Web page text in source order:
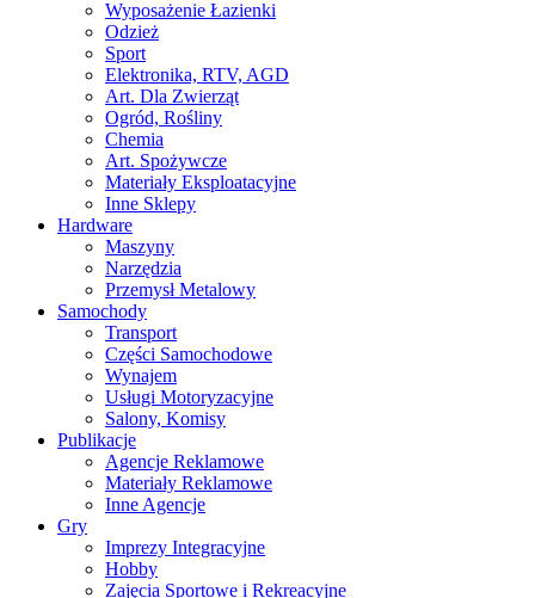
Wyposażenie Łazienki
Odzież
Sport
Elektronika, RTV, AGD
Art. Dla Zwierząt
Ogród, Rośliny
Chemia
Art. Spożywcze
Materiały Eksploatacyjne
Inne Sklepy
Hardware
Maszyny
Narzędzia
Przemysł Metalowy
Samochody
Transport
Części Samochodowe
Wynajem
Usługi Motoryzacyjne
Salony, Komisy
Publikacje
Agencje Reklamowe
Materiały Reklamowe
Inne Agencje
Gry
Imprezy Integracyjne
Hobby
Zajęcia Sportowe i Rekreacyjne